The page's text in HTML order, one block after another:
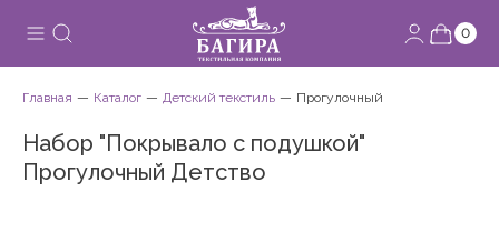
0
Главная Каталог Детский текстиль Прогулочный
Набор "Покрывало с подушкой"
Прогулочный Детство